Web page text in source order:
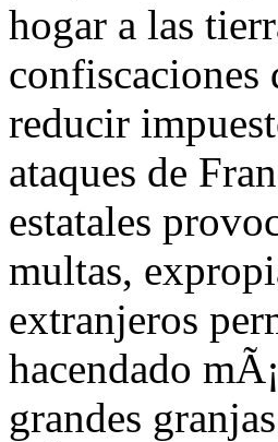
hogar a las
confiscaciones
reducir
ataques de
estatales
multas,
extranjeros
hacendado
grandes